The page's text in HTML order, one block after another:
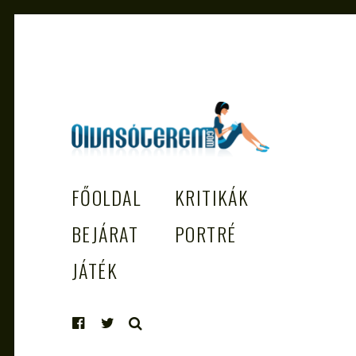
EGÉSZSÉGES OLVASÁS TÁMOGATÓJA
FŐOLDAL
KRITIKÁK
BEJÁRAT
PORTRÉ
JÁTÉK